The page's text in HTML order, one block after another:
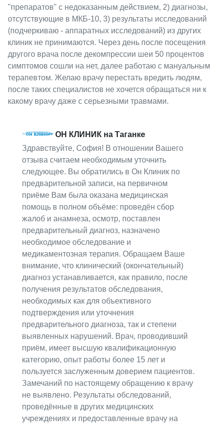
"препаратов" с недоказанным действием, 2) диагнозы,
отсутствующие в МКБ-10, 3) результаты исследований
(подчеркиваю - аппаратных исследований) из других
клиник не принимаются. Через день после посещения
другого врача после декомпрессии шеи 50 процентов
симптомов сошли на нет, далее работаю с мануальным
терапевтом. Желаю врачу перестать вредить людям,
после таких специалистов не хочется обращаться ни к
какому врачу даже с серьезными травмами.
ОН КЛИНИК на Таганке
Здравствуйте, София! В отношении Вашего
отзыва считаем необходимым уточнить
следующее. Вы обратились в Он Клиник по
предварительной записи, на первичном
приёме Вам была оказана медицинская
помощь в полном объёме: проведён сбор
жалоб и анамнеза, осмотр, поставлен
предварительный диагноз, назначено
необходимое обследование и
медикаментозная терапия. Обращаем Ваше
внимание, что клинический (окончательный)
диагноз устанавливается, как правило, после
получения результатов обследования,
необходимых как для объективного
подтверждения или уточнения
предварительного диагноза, так и степени
выявленных нарушений. Врач, проводивший
приём, имеет высшую квалификационную
категорию, опыт работы более 15 лет и
пользуется заслуженным доверием пациентов.
Замечаний по настоящему обращению к врачу
не выявлено. Результаты обследований,
проведённые в других медицинских
учреждениях и предоставленные врачу на